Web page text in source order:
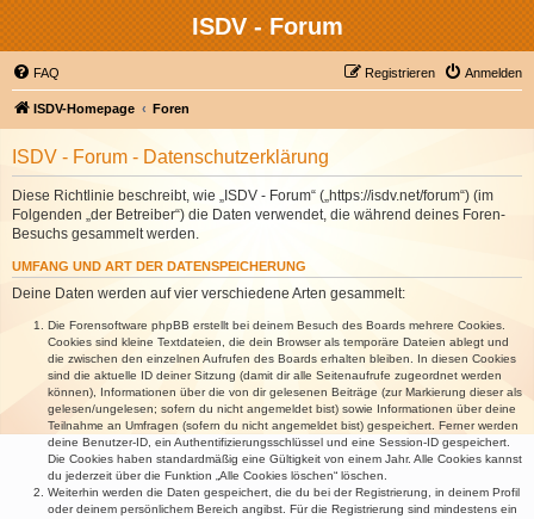
ISDV - Forum
FAQ Anmelden
Registrieren
ISDV-Homepage Foren
ISDV - Forum - Datenschutzerklärung
Diese Richtlinie beschreibt, wie „ISDV - Forum“ („https://isdv.net/forum“) (im
Folgenden „der Betreiber“) die Daten verwendet, die während deines Foren-
Besuchs gesammelt werden.
UMFANG UND ART DER DATENSPEICHERUNG
Deine Daten werden auf vier verschiedene Arten gesammelt:
Die Forensoftware phpBB erstellt bei deinem Besuch des Boards mehrere Cookies.
Cookies sind kleine Textdateien, die dein Browser als temporäre Dateien ablegt und
die zwischen den einzelnen Aufrufen des Boards erhalten bleiben. In diesen Cookies
sind die aktuelle ID deiner Sitzung (damit dir alle Seitenaufrufe zugeordnet werden
können), Informationen über die von dir gelesenen Beiträge (zur Markierung dieser als
gelesen/ungelesen; sofern du nicht angemeldet bist) sowie Informationen über deine
Teilnahme an Umfragen (sofern du nicht angemeldet bist) gespeichert. Ferner werden
deine Benutzer-ID, ein Authentifizierungsschlüssel und eine Session-ID gespeichert.
Die Cookies haben standardmäßig eine Gültigkeit von einem Jahr. Alle Cookies kannst
du jederzeit über die Funktion „Alle Cookies löschen“ löschen.
Weiterhin werden die Daten gespeichert, die du bei der Registrierung, in deinem Profil
oder deinem persönlichem Bereich angibst. Für die Registrierung sind mindestens ein